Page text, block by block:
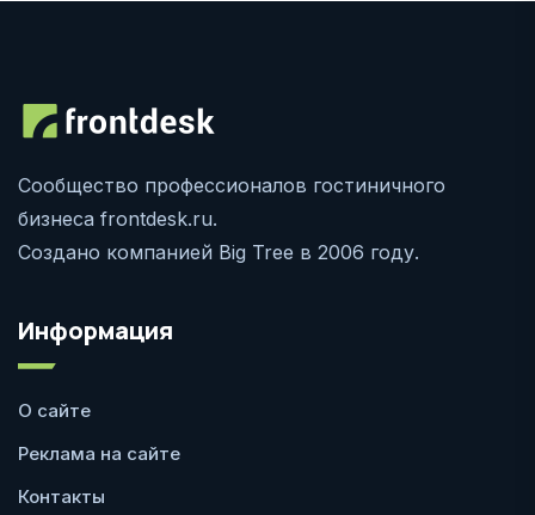
Сообщество профессионалов гостиничного
бизнеса frontdesk.ru.
Создано компанией Big Tree в 2006 году.
Информация
О сайте
Реклама на сайте
Контакты